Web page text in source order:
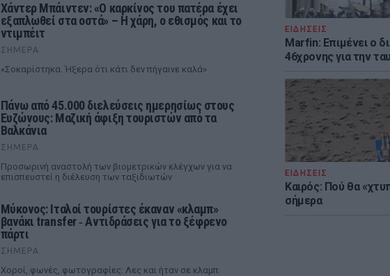
ΕΙΔΗΣΕΙΣ
Marfin: Επιμένει ο
46χρονης για την
ΕΙΔΗΣΕΙΣ
Καιρός: Πού θα
σήμερα
Χάντερ Μπάιντεν: «Ο καρκίνος του πατέρα έχει
εξαπλωθεί στα οστά» – Η χάρη, ο εθισμός και το
ντιμπέιτ
ΣΉΜΕΡΑ
«Σοκαρίστηκα. Ήξερα ότι κάτι δεν πήγαινε καλά»
Πάνω από 45.000 διελεύσεις ημερησίως στους
Ευζώνους: Μαζική άφιξη τουριστών από τα
Βαλκάνια
ΣΉΜΕΡΑ
Προσωρινή αναστολή των βιομετρικών ελέγχων για να
επισπευστεί η διέλευση των ταξιδιωτών
Μύκονος: Ιταλοί τουρίστες έκαναν «κλαμπ»
βανάκι transfer ‑ Αντιδράσεις για το ξέφρενο
πάρτι
ΣΉΜΕΡΑ
Χοροί, φωνές, φωτογραφίες: Λες και ήταν σε κλαμπ